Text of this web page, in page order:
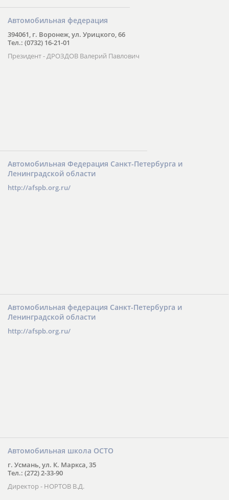
Автомобильная федерация
394061, г. Воронеж, ул. Урицкого, 66
Тел.: (0732) 16-21-01
Президент - ДРОЗДОВ Валерий Павлович
Автомобильная Федерация Санкт-Петербурга и
Ленинградской области
http://afspb.org.ru/
Автомобильная федерация Санкт-Петербурга и
Ленинградской области
http://afspb.org.ru/
Автомобильная школа ОСТО
г. Усмань, ул. К. Маркса, 35
Тел.: (272) 2-33-90
Директор - НОРТОВ В.Д.